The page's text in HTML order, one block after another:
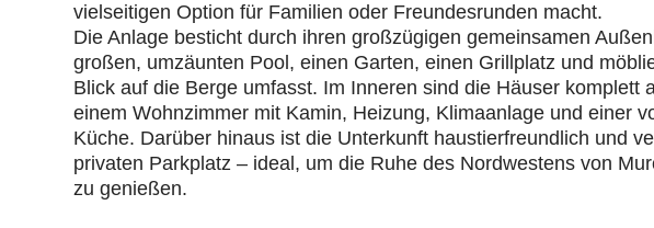
vielseitigen Option für Familien oder Freundesrunden macht.
Die Anlage besticht durch ihren großzügigen gemeinsamen
großen, umzäunten Pool, einen Garten, einen Grillplatz und
Blick auf die Berge umfasst. Im Inneren sind die Häuser komplett
einem Wohnzimmer mit Kamin, Heizung, Klimaanlage und einer
Küche. Darüber hinaus ist die Unterkunft haustierfreundlich und
privaten Parkplatz – ideal, um die Ruhe des Nordwestens von
zu genießen.